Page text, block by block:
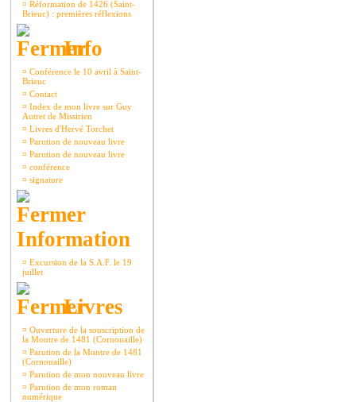
¤ Réformation de 1426 (Saint-
Brieuc) : premières réflexions
Info
¤ Conférence le 10 avril à Saint-
Brieuc
¤ Contact
¤ Index de mon livre sur Guy
Autret de Missirien
¤ Livres d'Hervé Torchet
¤ Parution de nouveau livre
¤ Parution de nouveau livre
¤ conférence
¤ signature
Information
¤ Excursion de la S.A.F. le 19
juillet
Livres
¤ Ouverture de la souscription de
la Montre de 1481 (Cornouaille)
¤ Parution de la Montre de 1481
(Cornouaille)
¤ Parution de mon nouveau livre
¤ Parution de mon roman
numérique